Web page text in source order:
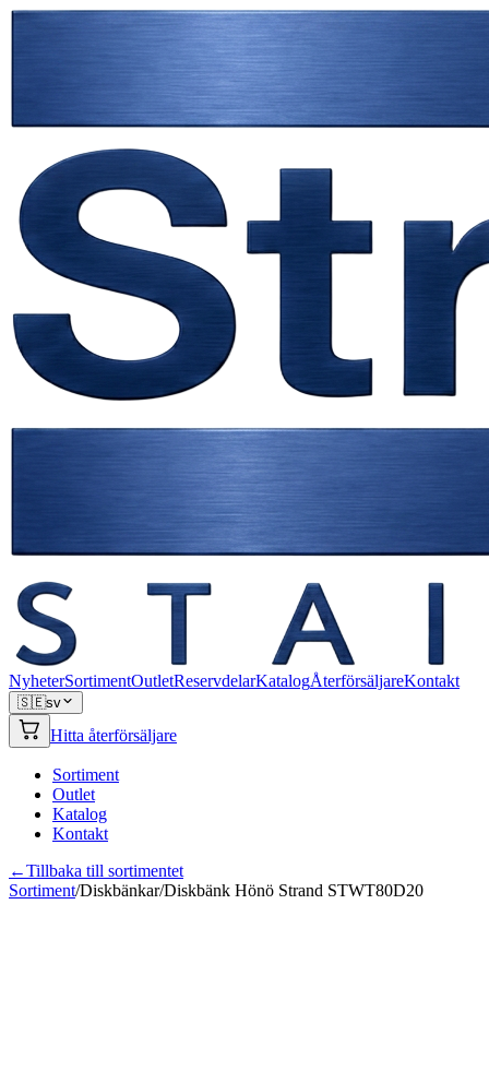
NyheterSortimentOutletReservdelarKatalogÅterförsäljareKontakt
🇸🇪sv
Hitta återförsäljare
Sortiment
Outlet
Katalog
Kontakt
←Tillbaka till sortimentet
Sortiment/Diskbänkar/Diskbänk Hönö Strand STWT80D20